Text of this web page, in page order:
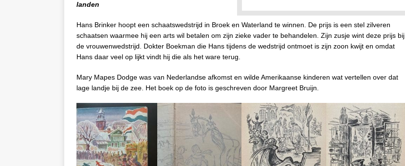
landen
Hans Brinker hoopt een schaatswedstrijd in Broek en Waterland te winnen. De prijs is een stel zilveren
schaatsen waarmee hij een arts wil betalen om zijn zieke vader te behandelen. Zijn zusje wint deze prijs bij
de vrouwenwedstrijd. Dokter Boekman die Hans tijdens de wedstrijd ontmoet is zijn zoon kwijt en omdat
Hans daar veel op lijkt vindt hij die als het ware terug.
Mary Mapes Dodge was van Nederlandse afkomst en wilde Amerikaanse kinderen wat vertellen over dat
lage landje bij de zee. Het boek op de foto is geschreven door Margreet Bruijn.